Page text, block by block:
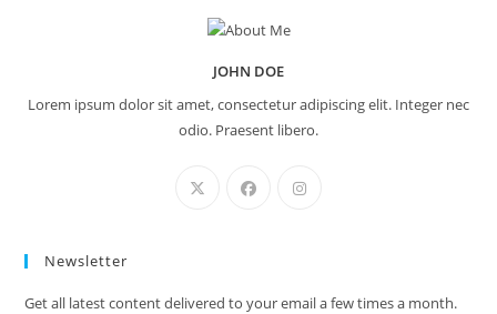
JOHN DOE
Lorem ipsum dolor sit amet, consectetur adipiscing elit. Integer nec
odio. Praesent libero.
Newsletter
Get all latest content delivered to your email a few times a month.